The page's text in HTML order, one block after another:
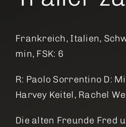
Frankreich, Italien,
min, FSK: 6
R: Paolo Sorrentino D:
Harvey Keitel, Rachel
Die alten Freunde Fred